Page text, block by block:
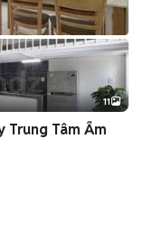
+2
11
Trung Tâm Ẩm